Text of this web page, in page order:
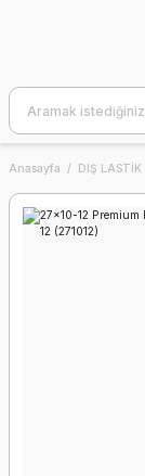
Anasayfa DIŞ LASTİK